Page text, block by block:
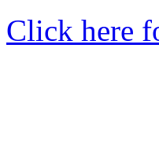
Click here